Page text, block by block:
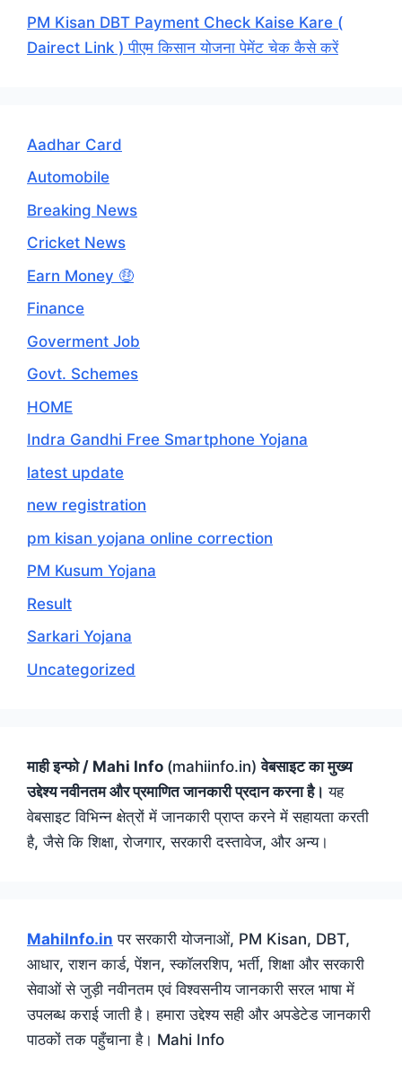
PM Kisan DBT Payment Check Kaise Kare (
Dairect Link ) पीएम किसान योजना पेमेंट चेक कैसे करें
Aadhar Card
Automobile
Breaking News
Cricket News
Earn Money 🤑
Finance
Goverment Job
Govt. Schemes
HOME
Indra Gandhi Free Smartphone Yojana
latest update
new registration
pm kisan yojana online correction
PM Kusum Yojana
Result
Sarkari Yojana
Uncategorized
माही इन्फो / Mahi Info (mahiinfo.in)वेबसाइट का मुख्य
उद्देश्य नवीनतम और प्रमाणित जानकारी प्रदान करना है। यह
वेबसाइट विभिन्न क्षेत्रों में जानकारी प्राप्त करने में सहायता करती
है, जैसे कि शिक्षा, रोजगार, सरकारी दस्तावेज, और अन्य।
MahiInfo.in पर सरकारी योजनाओं, PM Kisan, DBT,
आधार, राशन कार्ड, पेंशन, स्कॉलरशिप, भर्ती, शिक्षा और सरकारी
सेवाओं से जुड़ी नवीनतम एवं विश्वसनीय जानकारी सरल भाषा में
उपलब्ध कराई जाती है। हमारा उद्देश्य सही और अपडेटेड जानकारी
पाठकों तक पहुँचाना है। Mahi Info